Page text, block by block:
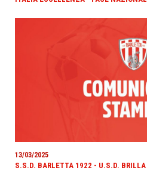
13/03/2025
S.S.D. BARLETTA 1922 - U.S.D.